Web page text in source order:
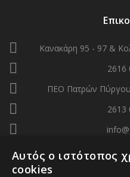
Κανακάρη 95 - 97 &
2616
ΠΕΟ Πατρών Πύργου
2613
Αυτός ο ιστότοπος
cookies